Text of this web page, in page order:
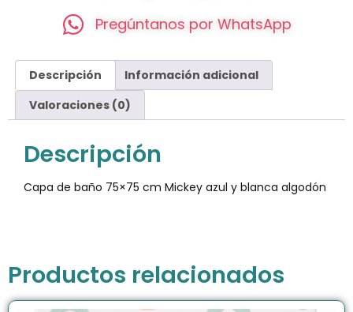
Pregúntanos por WhatsApp
Descripción
Información adicional
Valoraciones (0)
Descripción
Capa de baño 75×75 cm Mickey azul y blanca algodón
Productos relacionados